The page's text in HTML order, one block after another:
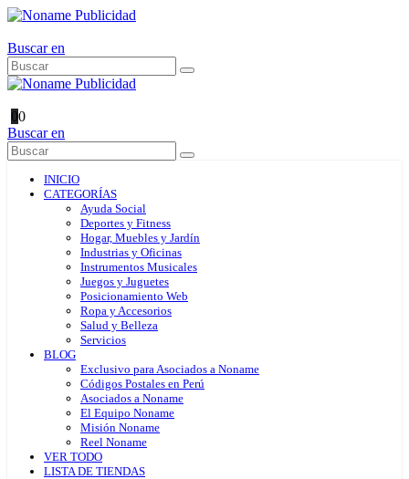
Buscar en
00
Buscar en
INICIO
CATEGORÍAS
Ayuda Social
Deportes y Fitness
Hogar, Muebles y Jardín
Industrias y Oficinas
Instrumentos Musicales
Juegos y Juguetes
Posicionamiento Web
Ropa y Accesorios
Salud y Belleza
Servicios
BLOG
Exclusivo para Asociados a Noname
Códigos Postales en Perú
Asociados a Noname
El Equipo Noname
Misión Noname
Reel Noname
VER TODO
LISTA DE TIENDAS